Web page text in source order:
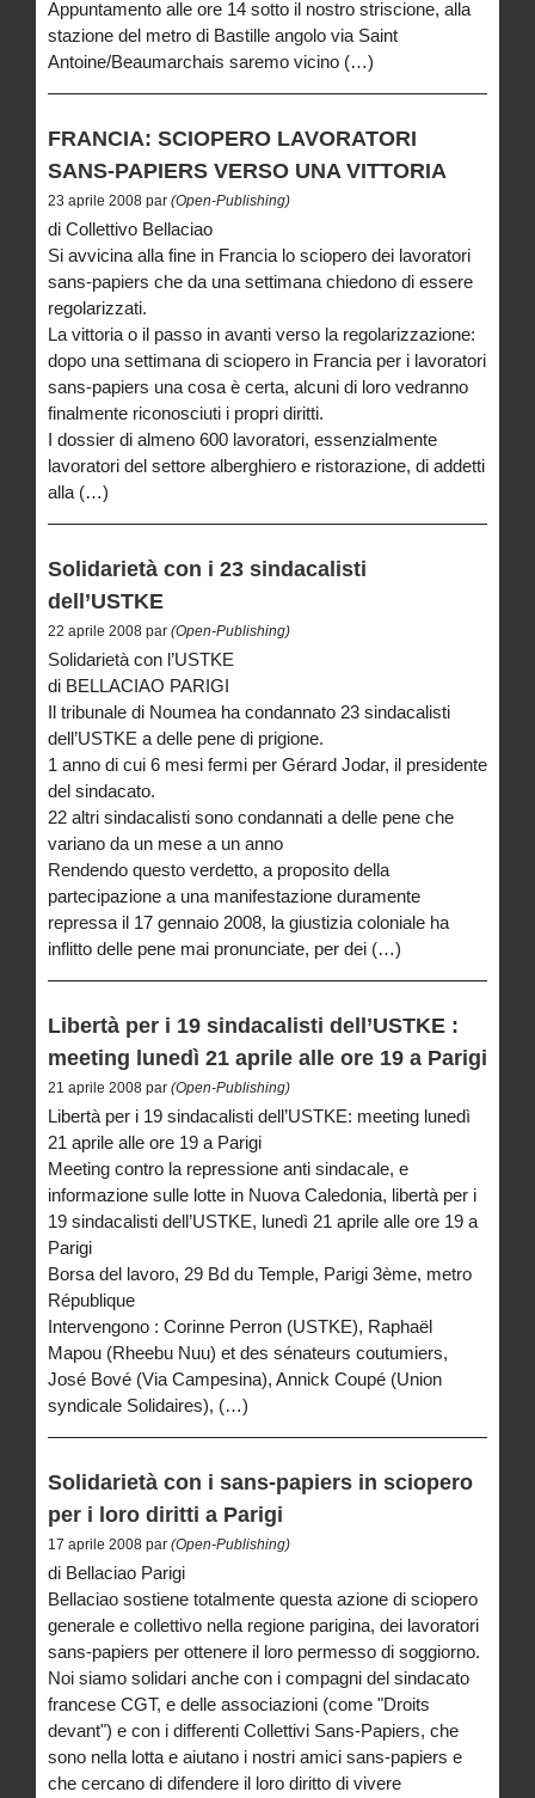
Appuntamento alle ore 14 sotto il nostro striscione, alla
stazione del metro di Bastille angolo via Saint
Antoine/Beaumarchais saremo vicino (…)
FRANCIA: SCIOPERO LAVORATORI
SANS-PAPIERS VERSO UNA VITTORIA
23 aprile 2008 par (Open-Publishing)
di Collettivo Bellaciao
Si avvicina alla fine in Francia lo sciopero dei lavoratori
sans-papiers che da una settimana chiedono di essere
regolarizzati.
La vittoria o il passo in avanti verso la regolarizzazione:
dopo una settimana di sciopero in Francia per i lavoratori
sans-papiers una cosa è certa, alcuni di loro vedranno
finalmente riconosciuti i propri diritti.
I dossier di almeno 600 lavoratori, essenzialmente
lavoratori del settore alberghiero e ristorazione, di addetti
alla (…)
Solidarietà con i 23 sindacalisti
dell’USTKE
22 aprile 2008 par (Open-Publishing)
Solidarietà con l’USTKE
di BELLACIAO PARIGI
Il tribunale di Noumea ha condannato 23 sindacalisti
dell’USTKE a delle pene di prigione.
1 anno di cui 6 mesi fermi per Gérard Jodar, il presidente
del sindacato.
22 altri sindacalisti sono condannati a delle pene che
variano da un mese a un anno
Rendendo questo verdetto, a proposito della
partecipazione a una manifestazione duramente
repressa il 17 gennaio 2008, la giustizia coloniale ha
inflitto delle pene mai pronunciate, per dei (…)
Libertà per i 19 sindacalisti dell’USTKE :
meeting lunedì 21 aprile alle ore 19 a Parigi
21 aprile 2008 par (Open-Publishing)
Libertà per i 19 sindacalisti dell’USTKE: meeting lunedì
21 aprile alle ore 19 a Parigi
Meeting contro la repressione anti sindacale, e
informazione sulle lotte in Nuova Caledonia, libertà per i
19 sindacalisti dell’USTKE, lunedì 21 aprile alle ore 19 a
Parigi
Borsa del lavoro, 29 Bd du Temple, Parigi 3ème, metro
République
Intervengono : Corinne Perron (USTKE), Raphaël
Mapou (Rheebu Nuu) et des sénateurs coutumiers,
José Bové (Via Campesina), Annick Coupé (Union
syndicale Solidaires), (…)
Solidarietà con i sans-papiers in sciopero
per i loro diritti a Parigi
17 aprile 2008 par (Open-Publishing)
di Bellaciao Parigi
Bellaciao sostiene totalmente questa azione di sciopero
generale e collettivo nella regione parigina, dei lavoratori
sans-papiers per ottenere il loro permesso di soggiorno.
Noi siamo solidari anche con i compagni del sindacato
francese CGT, e delle associazioni (come "Droits
devant") e con i differenti Collettivi Sans-Papiers, che
sono nella lotta e aiutano i nostri amici sans-papiers e
che cercano di difendere il loro diritto di vivere